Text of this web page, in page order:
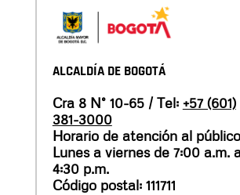
ALCALDÍA DE BOGOTÁ
Cra 8 N° 10-65 / Tel: +57 (601)
381-3000
Horario de atención al
Lunes a viernes de 7:00 a.m.
4:30 p.m.
Código postal: 111711